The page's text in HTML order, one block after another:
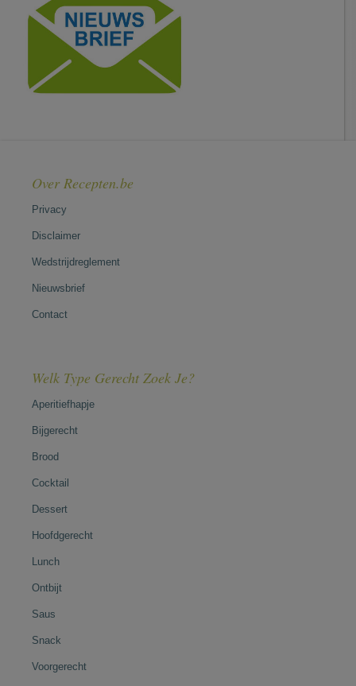
Over Recepten.be
Privacy
Disclaimer
Wedstrijdreglement
Nieuwsbrief
Contact
Welk Type Gerecht Zoek Je?
Aperitiefhapje
Bijgerecht
Brood
Cocktail
Dessert
Hoofdgerecht
Lunch
Ontbijt
Saus
Snack
Voorgerecht